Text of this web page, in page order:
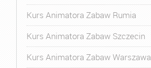
Kurs Animatora Zabaw Rumia
Kurs Animatora Zabaw Szczecin
Kurs Animatora Zabaw Warszawa